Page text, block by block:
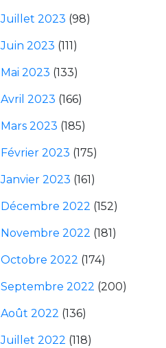
Juillet 2023 (98)
Juin 2023 (111)
Mai 2023 (133)
Avril 2023 (166)
Mars 2023 (185)
Février 2023 (175)
Janvier 2023 (161)
Décembre 2022 (152)
Novembre 2022 (181)
Octobre 2022 (174)
Septembre 2022 (200)
Août 2022 (136)
Juillet 2022 (118)